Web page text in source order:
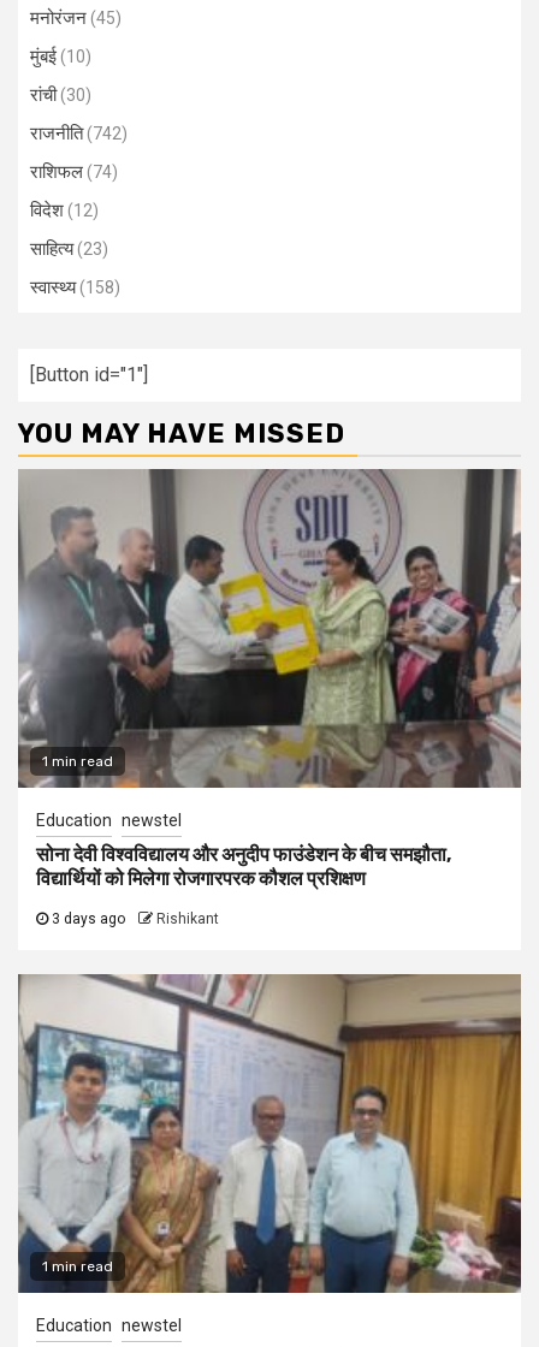
मनोरंजन(45)
मुंबई(10)
रांची(30)
राजनीति(742)
राशिफल(74)
विदेश(12)
साहित्य(23)
स्वास्थ्य(158)
[Button id="1"]
YOU MAY HAVE MISSED
1 min read
Education newstel
सोना देवी विश्वविद्यालय और अनुदीप फाउंडेशन के बीच समझौता,
विद्यार्थियों को मिलेगा रोजगारपरक कौशल प्रशिक्षण
3 days ago Rishikant
1 min read
Education newstel